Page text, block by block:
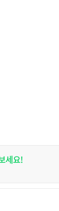
세요!